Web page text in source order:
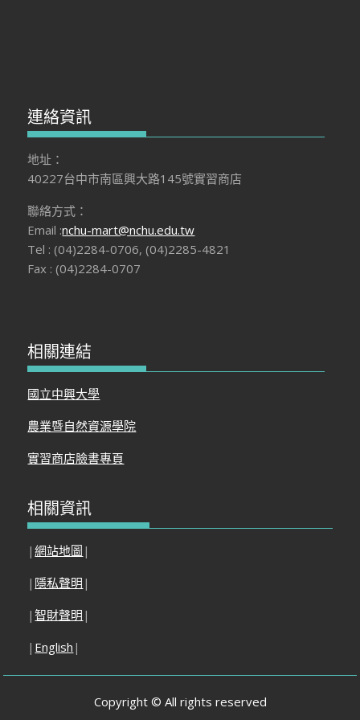
連絡資訊
地址：
40227台中市南區興大路145號實習商店
聯絡方式：
Email :nchu-mart@nchu.edu.tw
Tel : (04)2284-0706, (04)2285-4821
Fax : (04)2284-0707
相關連結
國立中興大學
農業暨自然資源學院
實習商店臉書專頁
相關資訊
|網站地圖 |
| 隱私聲明 |
|智財聲明 |
| English |
Copyright © All rights reserved